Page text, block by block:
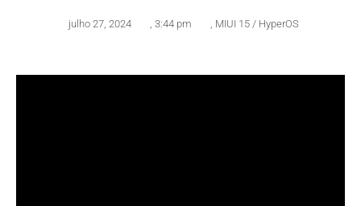
julho 27, 2024 3:44 pm MIUI 15 / HyperOS